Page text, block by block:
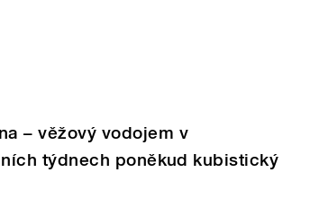
– věžový vodojem v
týdnech poněkud kubistický